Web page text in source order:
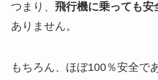
つまり、 飛行機に乗っても安
ありません。
もちろん、ほぼ100％安全で